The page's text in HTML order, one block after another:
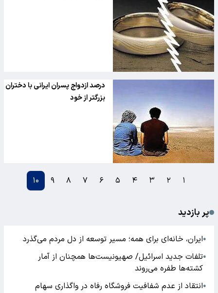
درصد ازدواج پسران ایرانی با دختران
بزرگتر از خود
۱ ۲ ۳ ۴ ۵ ۶ ۷ ۸ ۹ ۱۰
پر بازدید
●ایران، خانه‌ای برای همه؛ مسیر توسعه از دل مردم می‌گذرد
●تلفات جدید اسرائیل/ صهیونیست‌ها همچنان از آمار
کشته‌ها طفره می‌روند
●انتقاد از عدم شفافیت فروشگاه رفاه در واگذاری سهام